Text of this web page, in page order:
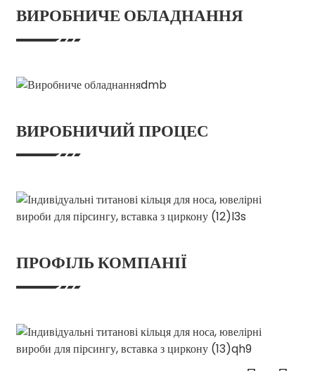
ВИРОБНИЧЕ ОБЛАДНАННЯ
ВИРОБНИЧИЙ ПРОЦЕС
ПРОФІЛЬ КОМПАНІЇ